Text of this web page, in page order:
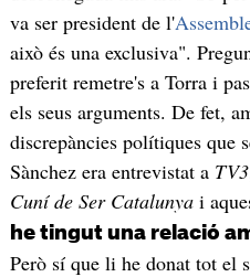
va ser president de l'
això és una exclusiva".
preferit remetre's a Torra i
els seus arguments. De fet,
discrepàncies polítiques que
Sànchez era entrevistat a TV3
Cuní de Ser Catalunyai
he tingut una relació
Però sí que li he donat tot el